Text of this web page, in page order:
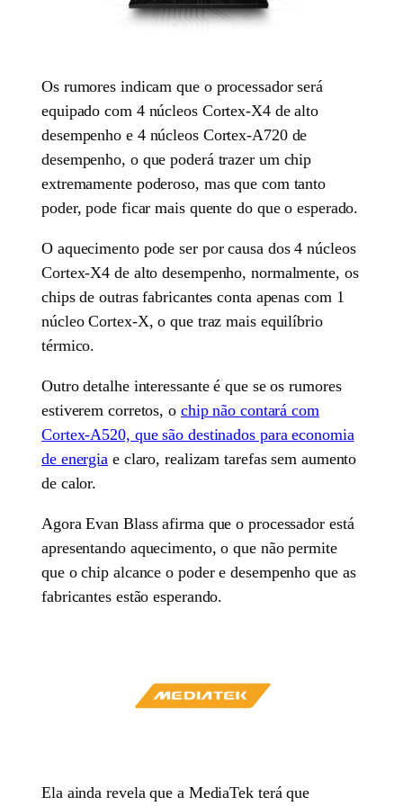
Os rumores indicam que o processador será
equipado com 4 núcleos Cortex-X4 de alto
desempenho e 4 núcleos Cortex-A720 de
desempenho, o que poderá trazer um chip
extremamente poderoso, mas que com tanto
poder, pode ficar mais quente do que o esperado.
O aquecimento pode ser por causa dos 4 núcleos
Cortex-X4 de alto desempenho, normalmente, os
chips de outras fabricantes conta apenas com 1
núcleo Cortex-X, o que traz mais equilíbrio
térmico.
Outro detalhe interessante é que se os rumores
estiverem corretos, o chip não contará com
Cortex-A520, que são destinados para economia
de energia e claro, realizam tarefas sem aumento
de calor.
Agora Evan Blass afirma que o processador está
apresentando aquecimento, o que não permite
que o chip alcance o poder e desempenho que as
fabricantes estão esperando.
Ela ainda revela que a MediaTek terá que